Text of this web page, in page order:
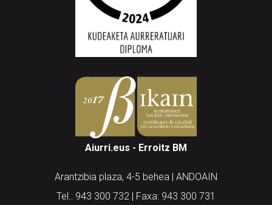
Aiurri.eus - Erroitz BM
Arantzibia plaza, 4-5 behea | ANDOAIN
Tel.: 943 300 732 | Faxa: 943 300 731